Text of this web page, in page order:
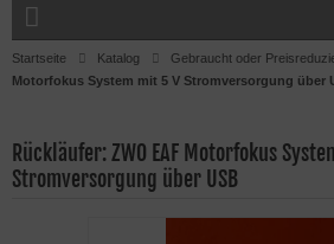
Startseite Katalog Gebraucht oder
Motorfokus System mit 5 V Stromversorgung über
Rückläufer: ZWO EAF Motorfokus
Stromversorgung über USB